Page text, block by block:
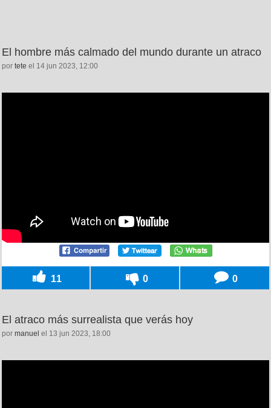
El hombre más calmado del mundo durante un atraco
por tete el 14 jun 2023, 12:00
11 0 0
El atraco más surrealista que verás hoy
por manuel el 13 jun 2023, 18:00